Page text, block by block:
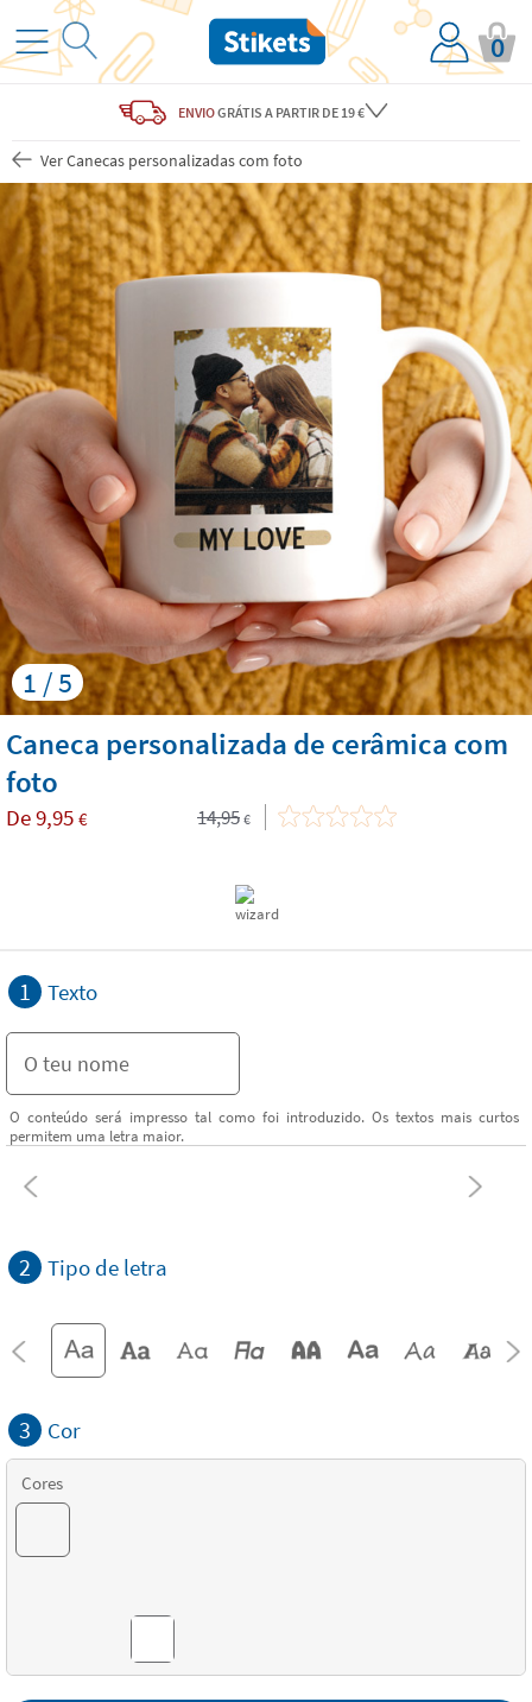
0
ENVIOGRÁTIS A PARTIR DE 19 €
Ver Canecas personalizadas com foto
1 / 5
Caneca personalizada de cerâmica com
foto
De9,95 € 14,95 €
1 Texto
O conteúdo será impresso tal como foi introduzido. Os textos mais curtos
permitem uma letra maior.
2 Tipo de letra
3 Cor
Cores